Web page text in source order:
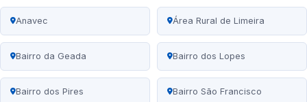
Anavec Área Rural de Limeira
Bairro da Geada Bairro dos Lopes
Bairro dos Pires Bairro São Francisco